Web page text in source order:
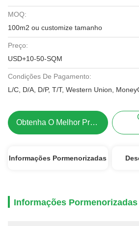
MOQ:
100m2 ou customize tamanho
Preço:
USD+10-50-SQM
Condições De Pagamento:
L/C, D/A, D/P, T/T, Western Union,
Obtenha O Melhor Preço
Informações Pormenorizadas
Informações Pormenorizadas